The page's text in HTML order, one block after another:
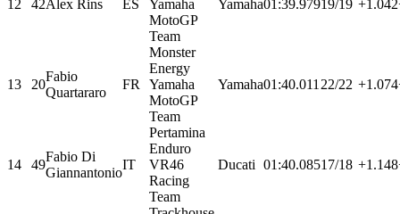
12 42Alex Rins ES
Yamaha
MotoGP
Team
Yamaha01:39.97919/19 +1.042
13 20
Fabio
Quartararo
FR
Monster
Energy
Yamaha
MotoGP
Team
Yamaha01:40.011 22/22 +1.074
14 49
Fabio Di
Giannantonio
IT
Pertamina
Enduro
VR46
Racing
Team
Ducati 01:40.08517/18 +1.148